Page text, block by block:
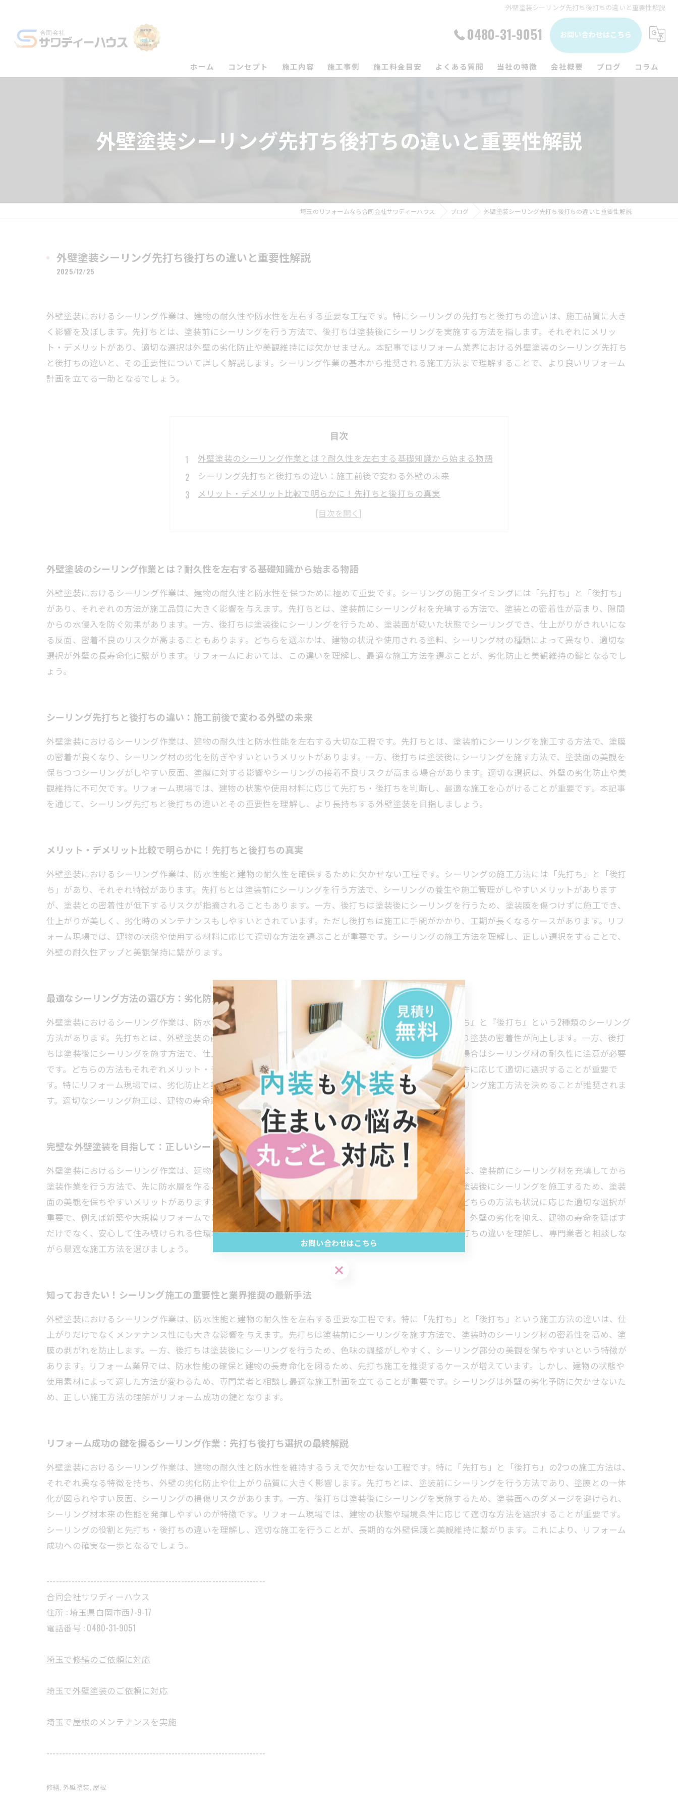
外壁塗装シーリング先打ち後打ちの違いと重要性解説
0480-31-9051 お問い合わせはこちら
ホーム コンセプト 施工内容 施工事例 施工料金目安 よくある質問 当社の特徴
修繕
会社概要 ブログ コラム
外壁塗装シーリング先打ち後打ちの違いと重要性解説
埼玉のリフォームなら合同会社サワディーハウス ブログ 外壁塗装シーリング先打ち後打ちの違いと重要性解説
外壁塗装シーリング先打ち後打ちの違いと重要性解説
2025/12/25
外壁塗装におけるシーリング作業は、建物の耐久性や防水性を左右する重要な工程です。特にシーリングの先打ちと後打ちの違いは、施工品質に大き
く影響を及ぼします。先打ちとは、塗装前にシーリングを行う方法で、後打ちは塗装後にシーリングを実施する方法を指します。それぞれにメリッ
ト・デメリットがあり、適切な選択は外壁の劣化防止や美観維持には欠かせません。本記事ではリフォーム業界における外壁塗装のシーリング先打ち
と後打ちの違いと、その重要性について詳しく解説します。シーリング作業の基本から推奨される施工方法まで理解することで、より良いリフォーム
計画を立てる一助となるでしょう。
目次
外壁塗装のシーリング作業とは？耐久性を左右する基礎知識から始まる物語
シーリング先打ちと後打ちの違い：施工前後で変わる外壁の未来
メリット・デメリット比較で明らかに！先打ちと後打ちの真実
最適なシーリング方法の選び方：劣化防止と美観維持への道筋
リフォーム成功の鍵を握るシーリング作業：先打ち後打ち選択の最終解説
外壁塗装のシーリング作業とは？耐久性を左右する基礎知識から始まる物語
外壁塗装におけるシーリング作業は、建物の耐久性と防水性を保つために極めて重要です。シーリングの施工タイミングには「先打ち」と「後打ち」
があり、それぞれの方法が施工品質に大きく影響を与えます。先打ちとは、塗装前にシーリング材を充填する方法で、塗装との密着性が高まり、隙間
からの水侵入を防ぐ効果があります。一方、後打ちは塗装後にシーリングを行うため、塗装面が乾いた状態でシーリングでき、仕上がりがきれいにな
る反面、密着不良のリスクが高まることもあります。どちらを選ぶかは、建物の状況や使用される塗料、シーリング材の種類によって異なり、適切な
選択が外壁の長寿命化に繋がります。リフォームにおいては、この違いを理解し、最適な施工方法を選ぶことが、劣化防止と美観維持の鍵となるでし
ょう。
シーリング先打ちと後打ちの違い：施工前後で変わる外壁の未来
外壁塗装におけるシーリング作業は、建物の耐久性と防水性能を左右する大切な工程です。先打ちとは、塗装前にシーリングを施工する方法で、塗膜
の密着が良くなり、シーリング材の劣化を防ぎやすいというメリットがあります。一方、後打ちは塗装後にシーリングを施す方法で、塗装面の美観を
保ちつつシーリングがしやすい反面、塗膜に対する影響やシーリングの接着不良リスクが高まる場合があります。適切な選択は、外壁の劣化防止や美
観維持に不可欠です。リフォーム現場では、建物の状態や使用材料に応じて先打ち・後打ちを判断し、最適な施工を心がけることが重要です。本記事
を通じて、シーリング先打ちと後打ちの違いとその重要性を理解し、より長持ちする外壁塗装を目指しましょう。
メリット・デメリット比較で明らかに！先打ちと後打ちの真実
外壁塗装におけるシーリング作業は、防水性能と建物の耐久性を確保するために欠かせない工程です。シーリングの施工方法には「先打ち」と「後打
ち」があり、それぞれ特徴があります。先打ちとは塗装前にシーリングを行う方法で、シーリングの養生や施工管理がしやすいメリットがあります
が、塗装との密着性が低下するリスクが指摘されることもあります。一方、後打ちは塗装後にシーリングを行うため、塗装膜を傷つけずに施工でき、
仕上がりが美しく、劣化時のメンテナンスもしやすいとされています。ただし後打ちは施工に手間がかかり、工期が長くなるケースがあります。リフ
ォーム現場では、建物の状態や使用する材料に応じて適切な方法を選ぶことが重要です。シーリングの施工方法を理解し、正しい選択をすることで、
外壁の耐久性アップと美観保持に繋がります。
最適なシーリング方法の選び方：劣化防止と美観維持への道筋
外壁塗装におけるシーリング作業は、防水性や耐久性を維持するために非常に重要な工程です。特に『先打ち』と『後打ち』という2種類のシーリング
方法があります。先打ちとは、外壁塗装の前にシーリングを行い、その後塗装を施す方法で、接着性が高まり塗装の密着性が向上します。一方、後打
ちは塗装後にシーリングを施す方法で、仕上がりの美観を重視する場合に適しています。ただし、後打ちの場合はシーリング材の耐久性に注意が必要
です。どちらの方法もそれぞれメリット・デメリットがあり、建物の状況や使用される塗料の種類、気候条件に応じて適切に選択することが重要で
す。特にリフォーム現場では、劣化防止と美観維持を両立させるために、専門業者と相談の上で最適なシーリング施工方法を決めることが推奨されま
す。適切なシーリング施工は、建物の寿命延長につながるため重要度は非常に高いと言えるでしょう。
完璧な外壁塗装を目指して：正しいシーリング施工がもたらす安心と長持ち
外壁塗装におけるシーリング作業は、建物の耐久性や防水性を守る重要な工程です。シーリングの先打ちとは、塗装前にシーリング材を充填してから
塗装作業を行う方法で、先に防水層を作ることで塗膜のひび割れを防ぎやすくなります。一方の後打ちは、塗装後にシーリングを施工するため、塗装
面の美観を保ちやすいメリットがありますが、施工の順番によっては防水性が低下するリスクもあります。どちらの方法も状況に応じた適切な選択が
重要で、例えば新築や大規模リフォームでは先打ちが推奨されることが多いです。正しいシーリング施工は、外壁の劣化を抑え、建物の寿命を延ばす
だけでなく、安心して住み続けられる住環境を実現します。リフォーム計画時にはシーリングの先打ち・後打ちの違いを理解し、専門業者と相談しな
がら最適な施工方法を選びましょう。
知っておきたい！シーリング施工の重要性と業界推奨の最新手法
外壁塗装におけるシーリング作業は、防水性能と建物の耐久性を左右する重要な工程です。特に「先打ち」と「後打ち」という施工方法の違いは、仕
上がりだけでなくメンテナンス性にも大きな影響を与えます。先打ちは塗装前にシーリングを施す方法で、塗装時のシーリング材の密着性を高め、塗
膜の剥がれを防止します。一方、後打ちは塗装後にシーリングを行うため、色味の調整がしやすく、シーリング部分の美観を保ちやすいという特徴が
あります。リフォーム業界では、防水性能の確保と建物の長寿命化を図るため、先打ち施工を推奨するケースが増えています。しかし、建物の状態や
使用素材によって適した方法が変わるため、専門業者と相談し最適な施工計画を立てることが重要です。シーリングは外壁の劣化予防に欠かせないた
め、正しい施工方法の理解がリフォーム成功の鍵となります。
リフォーム成功の鍵を握るシーリング作業：先打ち後打ち選択の最終解説
外壁塗装におけるシーリング作業は、建物の耐久性と防水性を維持するうえで欠かせない工程です。特に「先打ち」と「後打ち」の2つの施工方法は、
それぞれ異なる特徴を持ち、外壁の劣化防止や仕上がり品質に大きく影響します。先打ちとは、塗装前にシーリングを行う方法であり、塗膜との一体
化が図られやすい反面、シーリングの損傷リスクがあります。一方、後打ちは塗装後にシーリングを実施するため、塗装面へのダメージを避けられ、
シーリング材本来の性能を発揮しやすいのが特徴です。リフォーム現場では、建物の状態や環境条件に応じて適切な方法を選択することが重要です。
シーリングの役割と先打ち・後打ちの違いを理解し、適切な施工を行うことが、長期的な外壁保護と美観維持に繋がります。これにより、リフォーム
成功への確実な一歩となるでしょう。
----------------------------------------------------------------------
合同会社サワディーハウス
住所 : 埼玉県白岡市西7-9-17
電話番号 : 0480-31-9051
埼玉で修繕のご依頼に対応
埼玉で外壁塗装のご依頼に対応
埼玉で屋根のメンテナンスを実施
----------------------------------------------------------------------
修繕 外壁塗装 屋根
お問い合わせはこちら
お問い合わせはこちら